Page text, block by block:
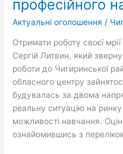
професійного
Актуальні оголошення /
Отримати роботу своєї
Сергій Литвин, який
роботи до Чигиринської
обласного центру
будувалась за двома
реальну ситуацію на
можливості навчання.
ознайомившись з
після
професійного